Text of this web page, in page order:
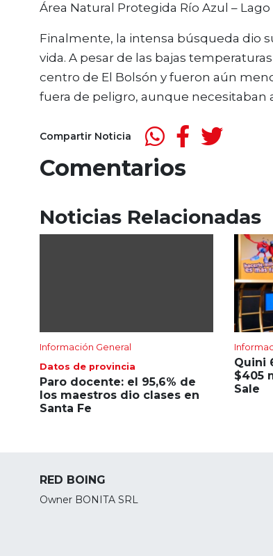
Área Natural Protegida Río Azul –
Finalmente, la intensa búsqueda dio
vida. A pesar de las bajas
centro de El Bolsón y fueron aún
fuera de peligro, aunque necesitaban
Compartir Noticia
Comentarios
Noticias Relacionadas
Información General
Datos de provincia
Paro docente: el 95,6% de
los maestros dio clases en
Santa Fe
Quini
$405
Sale
RED BOING
Owner BONITA SRL